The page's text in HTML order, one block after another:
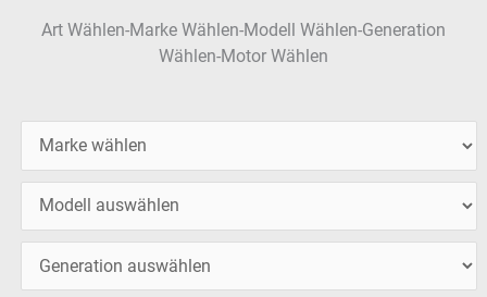
Art Wählen-Marke Wählen-Modell Wählen-Generation
Wählen-Motor Wählen